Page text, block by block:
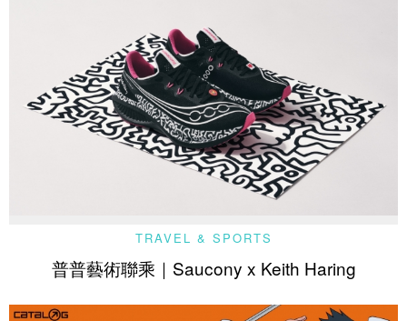
TRAVEL & SPORTS
普普藝術聯乘｜Saucony x Keith Haring